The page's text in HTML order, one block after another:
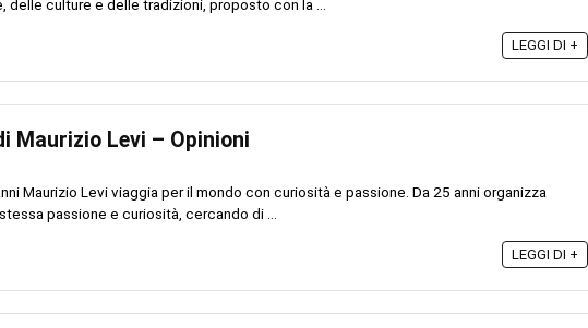
delle culture e delle tradizioni, proposto con la ...
LEGGI DI +
Maurizio Levi – Opinioni
Maurizio Levi viaggia per il mondo con curiosità e passione. Da 25 anni organizza
passione e curiosità, cercando di ...
LEGGI DI +